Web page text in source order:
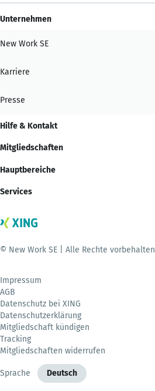
Unternehmen
New Work SE
Karriere
Presse
Hilfe & Kontakt
Mitgliedschaften
Hauptbereiche
Services
© New Work SE | Alle Rechte vorbehalten
Impressum
AGB
Datenschutz bei XING
Datenschutzerklärung
Mitgliedschaft kündigen
Tracking
Mitgliedschaften widerrufen
Sprache Deutsch